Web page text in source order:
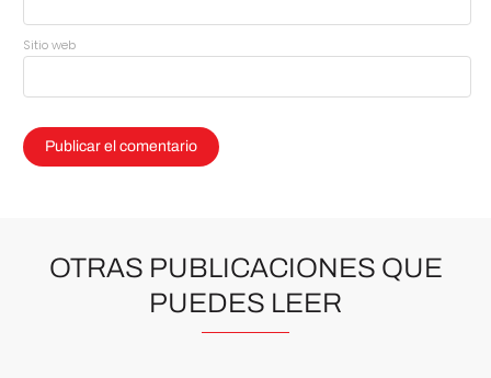
Sitio web
OTRAS PUBLICACIONES QUE
PUEDES LEER